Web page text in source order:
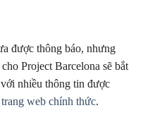
được thông báo, nhưng
Project Barcelona sẽ bắt
nhiều thông tin được
trang web chính thức.